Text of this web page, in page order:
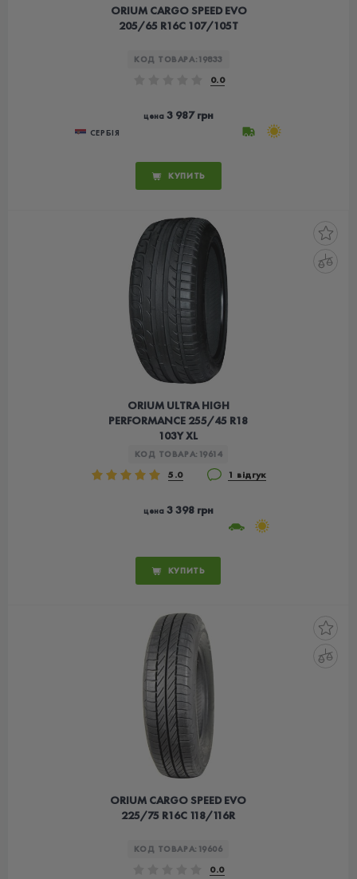
ORIUM CARGO SPEED EVO
205/65 R16C 107/105T
КОД ТОВАРА: 19833
0.0
цена 3 987 грн
СЕРБІЯ
КУПИТЬ
ORIUM ULTRA HIGH
PERFORMANCE 255/45 R18
103Y XL
КОД ТОВАРА: 19614
5.0 1 відгук
цена3 398 грн
КУПИТЬ
ORIUM CARGO SPEED EVO
225/75 R16C 118/116R
КОД ТОВАРА: 19606
0.0